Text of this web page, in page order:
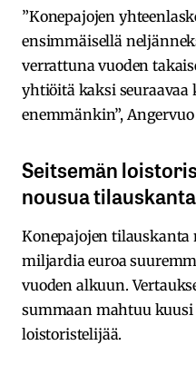
”Konepajojen
ensimmäisellä
verrattuna vuoden
yhtiöitä kaksi seuraavaa
enemmänkin”,
Seitsemän
nousua
Konepajojen tilauskanta
miljardia euroa
vuoden alkuun.
summaan mahtuu kuusi
loistoristelijää.